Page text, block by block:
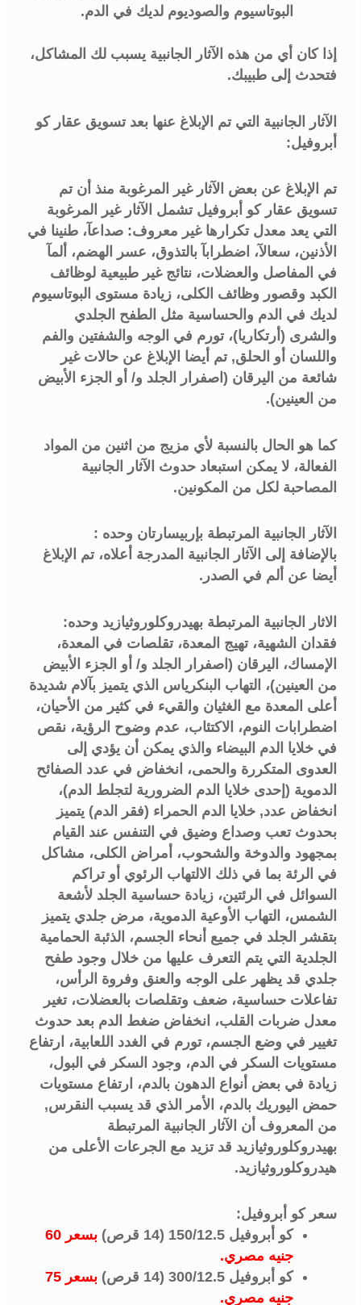
البوتاسيوم والصوديوم لديك في الدم.
إذا كان أي من هذه الآثار الجانبية يسبب لك المشاكل،
فتحدث إلى طبيبك.
الآثار الجانبية التي تم الإبلاغ عنها بعد تسويق عقار كو
أبروفيل:
تم الإبلاغ عن بعض الآثار غير المرغوبة منذ أن تم
تسويق عقار كو أبروفيل تشمل الآثار غير المرغوبة
التي يعد معدل تكرارها غير معروف: صداعآ، طنينا في
الأذنين، سعالآ، اضطرابآ بالتذوق، عسر الهضم، ألمآ
في المفاصل والعضلات، نتائج غير طبيعية لوظائف
الكبد وقصور وظائف الكلى، زيادة مستوى البوتاسيوم
لديك في الدم والحساسية مثل الطفح الجلدي
والشرى (أرتكاريا)، تورم في الوجه والشفتين والفم
واللسان أو الحلق, تم أيضا الإبلاغ عن حالات غير
شائعة من اليرقان (اصفرار الجلد و/ أو الجزء الأبيض
من العينين).
كما هو الحال بالنسبة لأي مزيج من اثنين من المواد
الفعالة، لا يمكن استبعاد حدوث الآثار الجانبية
المصاحبة لكل من المكونين.
الآثار الجانبية المرتبطة بإربيسارتان وحده :
بالإضافة إلى الآثار الجانبية المدرجة أعلاه، تم الإبلاغ
أيضا عن ألم في الصدر.
الاثار الجانبية المرتبطة بهيدروكلوروثيازيد وحده:
فقدان الشهية، تهيج المعدة، تقلصات في المعدة،
الإمساك، اليرقان (اصفرار الجلد و/ أو الجزء الأبيض
من العينين)، التهاب البنكرياس الذي يتميز بآلام شديدة
أعلى المعدة مع الغثيان والقيء في كثير من الأحيان،
اضطرابات النوم، الاكتئاب، عدم وضوح الرؤية، نقص
في خلايا الدم البيضاء والذي يمكن أن يؤدي إلى
العدوى المتكررة والحمى، انخفاض في عدد الصفائح
الدموية (إحدى خلايا الدم الضرورية لتجلط الدم)،
انخفاض عدد, خلايا الدم الحمراء (فقر الدم) يتميز
بحدوث تعب وصداع وضيق في التنفس عند القيام
بمجهود والدوخة والشحوب، أمراض الكلى، مشاكل
في الرئة بما في ذلك الالتهاب الرئوي أو تراكم
السوائل في الرئتين، زيادة حساسية الجلد لأشعة
الشمس، التهاب الأوعية الدموية، مرض جلدي يتميز
بتقشر الجلد في جميع أنحاء الجسم، الذئبة الحمامية
الجلدية التي يتم التعرف عليها من خلال وجود طفح
جلدي قد يظهر على الوجه والعنق وفروة الرأس،
تفاعلات حساسية، ضعف وتقلصات بالعضلات، تغير
معدل ضربات القلب، انخفاض ضغط الدم بعد حدوث
تغيير في وضع الجسم، تورم في الغدد اللعابية، ارتفاع
مستويات السكر في الدم، وجود السكر في البول،
زيادة في بعض أنواع الدهون بالدم، ارتفاع مستويات
حمض اليوريك بالدم، الأمر الذي قد يسبب النقرس,
من المعروف أن الآثار الجانبية المرتبطة
بهيدروكلوروثيازيد قد تزيد مع الجرعات الأعلى من
هيدروكلوروثيازيد.
سعر كو أبروفيل:
كو أبروفيل 150/12.5 (14 قرص)
بسعر 60
جنيه مصري.
كو أبروفيل 300/12.5 (14 قرص)
بسعر 75
جنيه مصري.